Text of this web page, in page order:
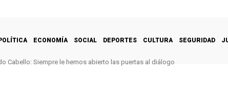
ECONOMÍA SOCIAL DEPORTES CULTURA SEGURIDAD
Cabello: Siempre le hemos abierto las puertas al diálogo